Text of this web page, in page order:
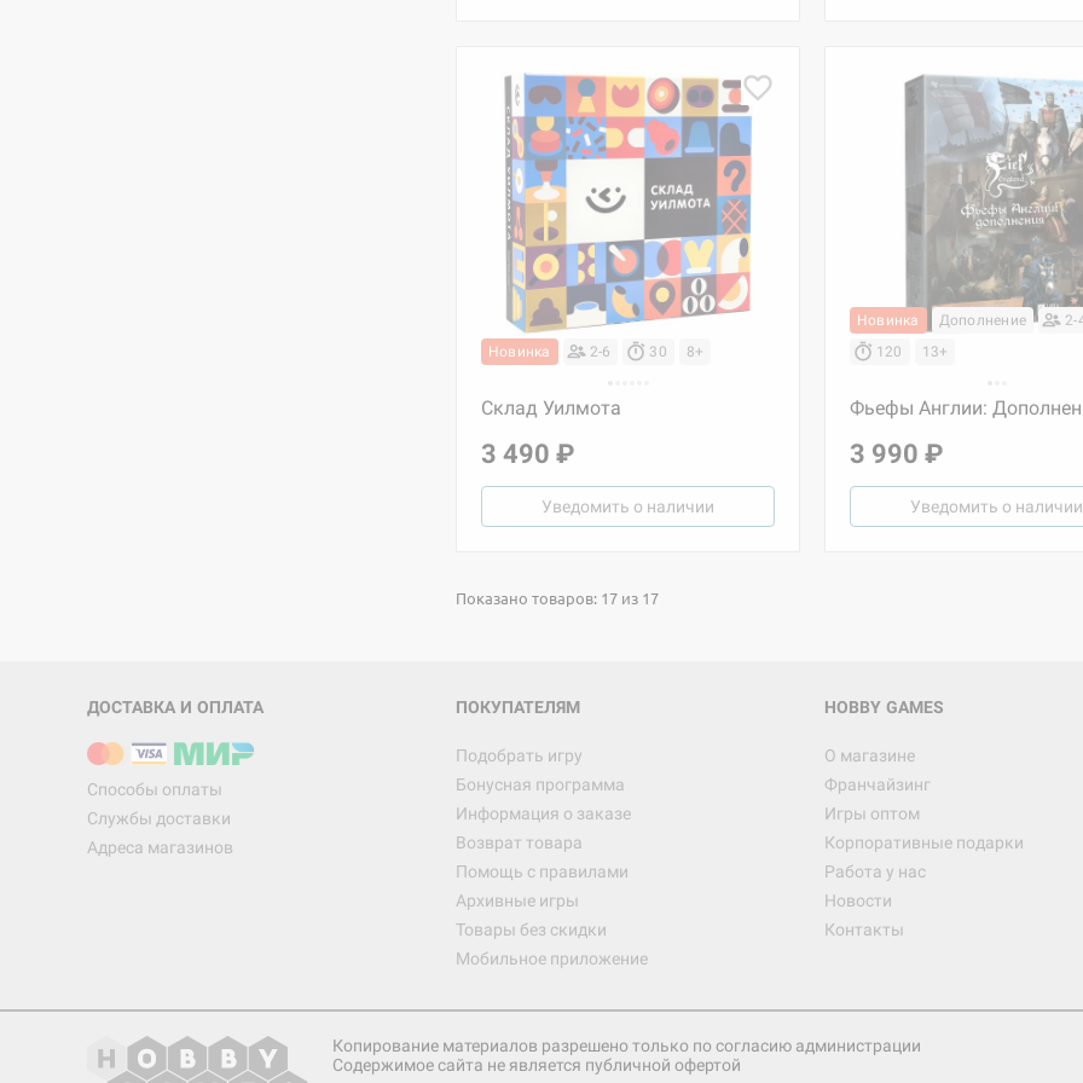
Новинка 2-6 30 8+
Склад Уилмота
3 490 ₽
Уведомить о наличии
Новинка Дополнение
2-
120
13+
Фьефы Англии:
3 990 ₽
Уведомить о наличии
Показано товаров: 17 из 17
ДОСТАВКА И ОПЛАТА
Способы оплаты
Службы доставки
Адреса магазинов
ПОКУПАТЕЛЯМ
Подобрать игру
Бонусная программа
Информация о заказе
Возврат товара
Помощь с правилами
Архивные игры
Товары без скидки
Мобильное приложение
HOBBY GAMES
О магазине
Франчайзинг
Игры оптом
Корпоративные подарки
Работа у нас
Новости
Контакты
Копирование материалов разрешено только по согласию администрации
Содержимое сайта не является публичной офертой